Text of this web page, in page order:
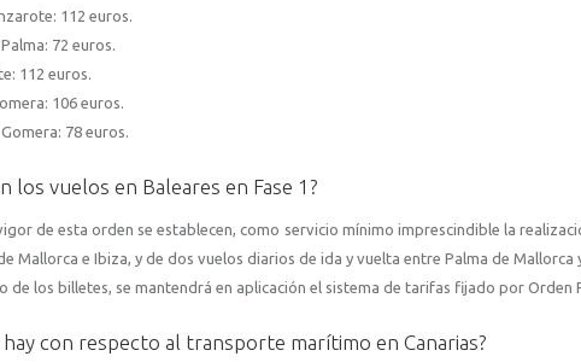
112 euros.
72 euros.
112 euros.
106 euros.
78 euros.
los vuelos en Baleares en Fase 1?
de esta orden se establecen, como servicio mínimo imprescindible la
Mallorca e Ibiza, y de dos vuelos diarios de ida y vuelta entre Palma de Mallorca
de los billetes, se mantendrá en aplicación el sistema de tarifas fijado por Orden
hay con respecto al transporte marítimo en Canarias?